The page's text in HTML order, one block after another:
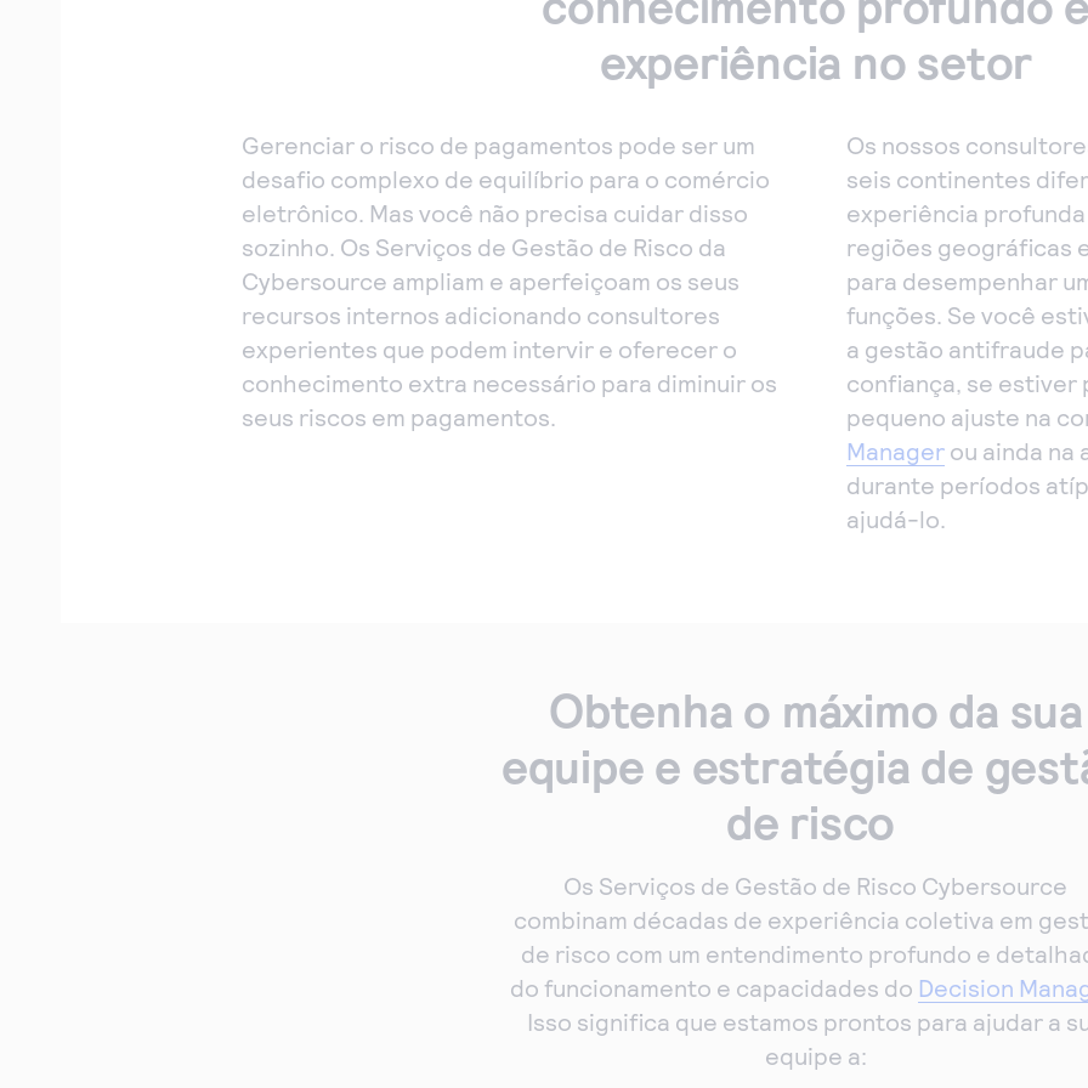
experiência no setor
Gerenciar o risco de pagamentos pode ser um
desafio complexo de equilíbrio para o comércio
eletrônico. Mas você não precisa cuidar disso
sozinho. Os Serviços de Gestão de Risco da
Cybersource ampliam e aperfeiçoam os seus
recursos internos adicionando consultores
experientes que podem intervir e oferecer o
conhecimento extra necessário para diminuir os
seus riscos em pagamentos.
Os nossos
seis continentes
experiência
regiões geográficas
para desempenhar
funções. Se você
a gestão antifraude
confiança, se estiver
pequeno ajuste na
Managerou ainda na
durante períodos
ajudá-lo.
Obtenha o máximo da sua
equipe e estratégia de
de risco
Os Serviços de Gestão de Risco Cybersource
combinam décadas de experiência coletiva em
de risco com um entendimento profundo e
do funcionamento e capacidades do Decision
Isso significa que estamos prontos para ajudar a
equipe a: